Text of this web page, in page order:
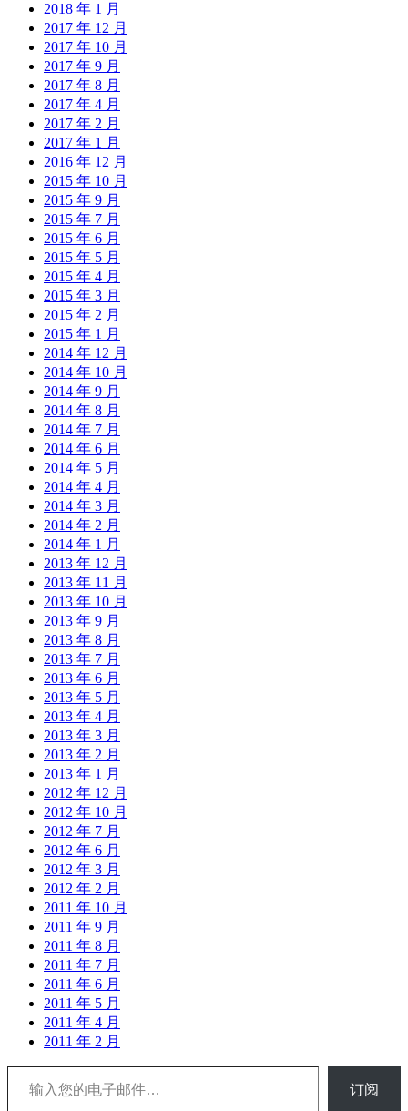
2018 年 1 月
2017 年 12 月
2017 年 10 月
2017 年 9 月
2017 年 8 月
2017 年 4 月
2017 年 2 月
2017 年 1 月
2016 年 12 月
2015 年 10 月
2015 年 9 月
2015 年 7 月
2015 年 6 月
2015 年 5 月
2015 年 4 月
2015 年 3 月
2015 年 2 月
2015 年 1 月
2014 年 12 月
2014 年 10 月
2014 年 9 月
2014 年 8 月
2014 年 7 月
2014 年 6 月
2014 年 5 月
2014 年 4 月
2014 年 3 月
2014 年 2 月
2014 年 1 月
2013 年 12 月
2013 年 11 月
2013 年 10 月
2013 年 9 月
2013 年 8 月
2013 年 7 月
2013 年 6 月
2013 年 5 月
2013 年 4 月
2013 年 3 月
2013 年 2 月
2013 年 1 月
2012 年 12 月
2012 年 10 月
2012 年 7 月
2012 年 6 月
2012 年 3 月
2012 年 2 月
2011 年 10 月
2011 年 9 月
2011 年 8 月
2011 年 7 月
2011 年 6 月
2011 年 5 月
2011 年 4 月
2011 年 2 月
输入您的电子邮件…
订阅